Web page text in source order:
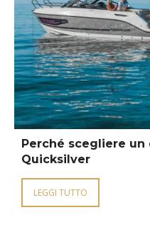
Perché scegliere
Quicksilver
LEGGI TUTTO